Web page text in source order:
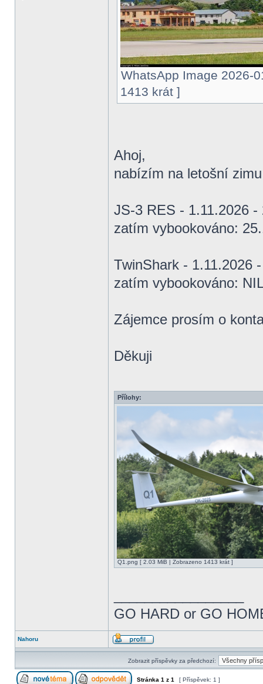
WhatsApp Image 2026-
1413 krát ]
Ahoj,
nabízím na letošní
JS-3 RES - 1.11.2026
zatím vybookováno:
TwinShark - 1.11.2026
zatím vybookováno:
Zájemce prosím o
Děkuji
Přílohy:
Q1.png [ 2.03 MiB | Zobrazeno 1413 krát ]
GO HARD or GO
Nahoru
Zobrazit příspěvky za předchozí:
Stránka 1 z 1 [ Příspěvek: 1 ]